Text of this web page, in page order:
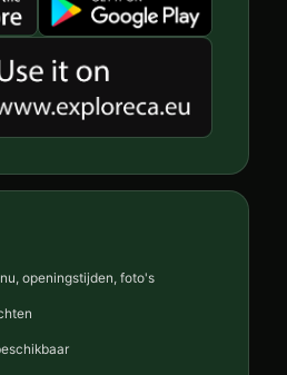
openingstijden, foto's